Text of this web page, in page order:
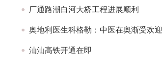
厂通路潮白河大桥工程进展顺利
奥地利医生科格勒：中医在奥渐受欢迎
汕汕高铁开通在即